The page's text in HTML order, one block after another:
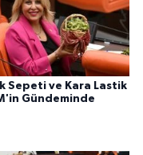
Sepeti ve Kara Lastik
Gündeminde